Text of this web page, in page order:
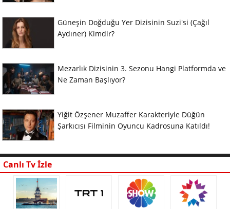
Güneşin Doğduğu Yer Dizisinin Suzi'si (Çağıl
Aydıner) Kimdir?
Mezarlık Dizisinin 3. Sezonu Hangi Platformda ve
Ne Zaman Başlıyor?
Yiğit Özşener Muzaffer Karakteriyle Düğün
Şarkıcısı Filminin Oyuncu Kadrosuna Katıldı!
Canlı Tv İzle